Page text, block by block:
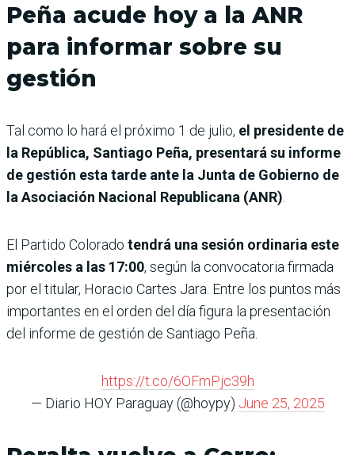
Peña acude hoy a la ANR
para informar sobre su
gestión
Tal como lo hará el próximo 1 de julio, el presidente de
la República, Santiago Peña, presentará su informe
de gestión esta tarde ante la Junta de Gobierno de
la Asociación Nacional Republicana (ANR)
El Partido Colorado tendrá una sesión ordinaria este
miércoles a las 17:00, según la convocatoria firmada
por el titular, Horacio Cartes Jara. Entre los puntos más
importantes en el orden del día figura la presentación
del informe de gestión de Santiago Peña.
https://t.co/6OFmPjc39h
— Diario HOY Paraguay (@hoypy) June 25, 2025